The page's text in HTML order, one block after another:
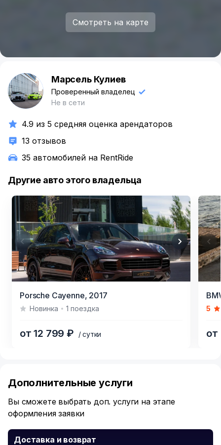
Смотреть на карте
М Марсель Кулиев
Проверенный владелец
Не в сети
4.9 из 5 средняя оценка арендаторов
13 отзывов
35 автомобилей на RentRide
Другие авто этого владельца
Porsche Cayenne, 2017
Новинка 1 поездка
от 12 799 ₽ / сутки
5
от
of
6
Дополнительные услуги
Вы сможете выбрать доп. услуги на этапе
оформления заявки
Доставка и возврат